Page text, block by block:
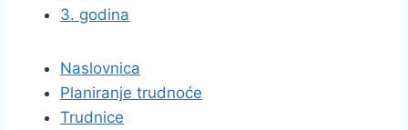
3. godina
Naslovnica
Planiranje trudnoće
Trudnice